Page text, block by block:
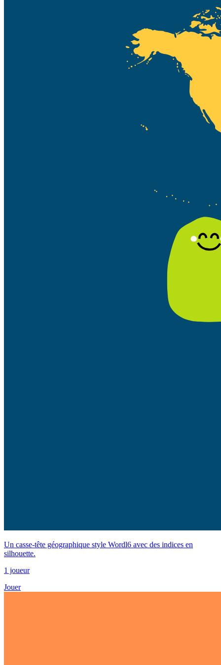
Un casse-tête géographique style Wordl6 avec des indices en
silhouette.
1 joueur
Jouer